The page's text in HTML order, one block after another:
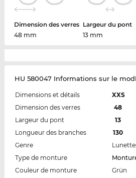
Dimension des verres
48 mm
Largeur du pont
13 mm
HU 580047 Informations sur le
Dimensions et détails
XXS
Dimension des verres
48
Largeur du pont
13
Longueur des branches
130
Genre
Type de monture
Couleur de monture
Grün